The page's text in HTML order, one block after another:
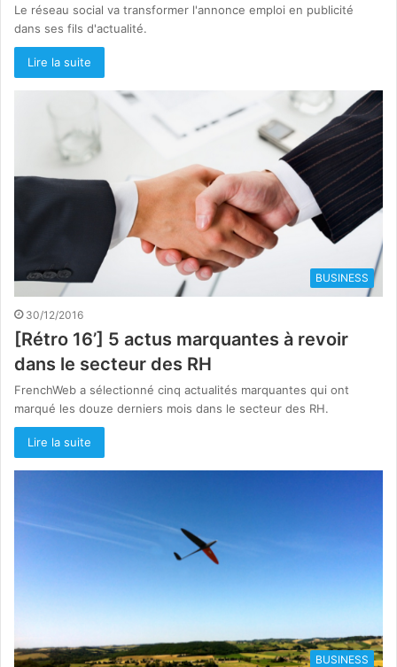
Le réseau social va transformer l'annonce emploi en publicité
dans ses fils d'actualité.
Lire la suite
BUSINESS
30/12/2016
[Rétro 16’] 5 actus marquantes à revoir
dans le secteur des RH
FrenchWeb a sélectionné cinq actualités marquantes qui ont
marqué les douze derniers mois dans le secteur des RH.
Lire la suite
BUSINESS